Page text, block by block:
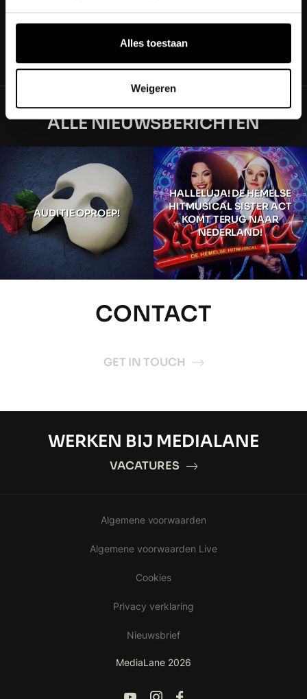
Alles toestaan
Weigeren
TERUG NAAR OVERZICHT
ALLE NIEUWSBERICHTEN
AUDITIE OPROEP!
HALLELUJA! DE HEMELSE
HITMUSICAL SISTER ACT
KOMT TERUG NAAR
NEDERLAND!
CONTACT
GET IN TOUCH
WERKEN BIJ MEDIALANE
VACATURES
Algemene voorwaarden
Algemene voorwaarden Live
Cookies
Privacy verklaring
Nieuwsbrief
MediaLane 2026